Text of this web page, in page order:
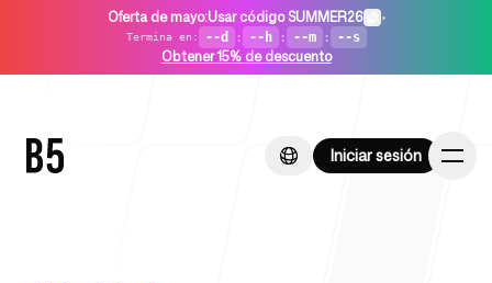
Oferta de mayo:Usar código SUMMER26 •
Termina en : --d : --h : --m : --s
Obtener 15% de descuento
Iniciar sesión
Iniciar sesión